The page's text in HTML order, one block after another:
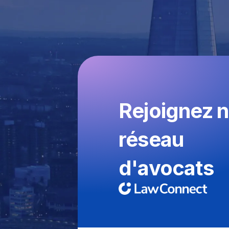
Rejoignez
réseau
d'avocats